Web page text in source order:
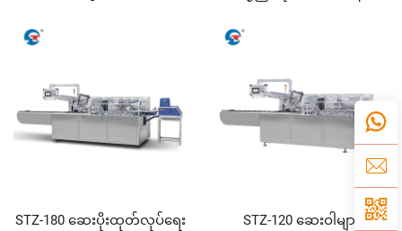
STZ-180 ဆေးပိုးထုတ်လုပ်ရေး
STZ-120 ဆေးဝါများ